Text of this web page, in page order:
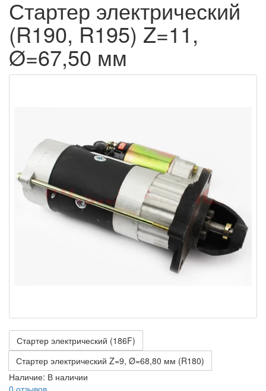
Стартер электрический
(R190, R195) Z=11,
Ø=67,50 мм
Стартер электрический (186F)
Стартер электрический Z=9, Ø=68,80 мм (R180)
Наличие: В наличии
0 отзывов